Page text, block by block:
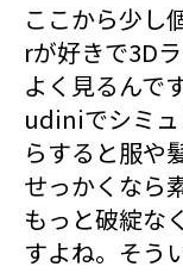
ここから少し
rが好きで3D
よく見るんで
udiniでシミュ
らすると服や
せっかくなら
もっと破綻な
すよね。そう